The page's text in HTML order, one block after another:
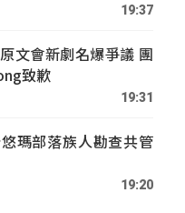
19:37
文會新劇名爆爭議 團
致歉
19:31
瑪部落族人勘查共管
19:20